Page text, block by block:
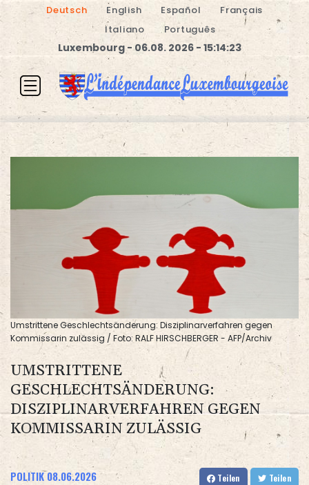
Deutsch English Español
Français
Italiano
Português
Luxembourg - 06.08. 2026 - 15:14:23
Umstrittene Geschlechtsänderung: Disziplinarverfahren gegen
Kommissarin zulässig / Foto: RALF HIRSCHBERGER - AFP/Archiv
UMSTRITTENE
GESCHLECHTSÄNDERUNG:
DISZIPLINARVERFAHREN GEGEN
KOMMISSARIN ZULÄSSIG
POLITIK 08.06.2026 Teilen Teilen